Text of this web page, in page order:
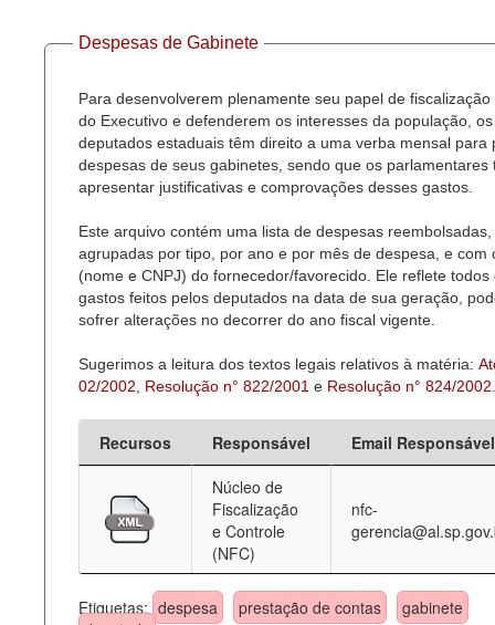
Perguntas frequentes
Despesas de Gabinete
Para desenvolverem plenamente seu papel de fiscalização
do Executivo e defenderem os interesses da população, os
deputados estaduais têm direito a uma verba mensal para
despesas de seus gabinetes, sendo que os parlamentares
apresentar justificativas e comprovações desses gastos.
Este arquivo contém uma lista de despesas reembolsadas,
agrupadas por tipo, por ano e por mês de despesa, e com
(nome e CNPJ) do fornecedor/favorecido. Ele reflete todos
gastos feitos pelos deputados na data de sua geração,
sofrer alterações no decorrer do ano fiscal vigente.
Sugerimos a leitura dos textos legais relativos à matéria:
02/2002
Resolução n° 822/2001 e Resolução n° 824/2002
Recursos Responsável
Email Responsável
Núcleo de
Fiscalização
e Controle
(NFC)
nfc-
Etiquetas: despesa prestação de contas
gabinete